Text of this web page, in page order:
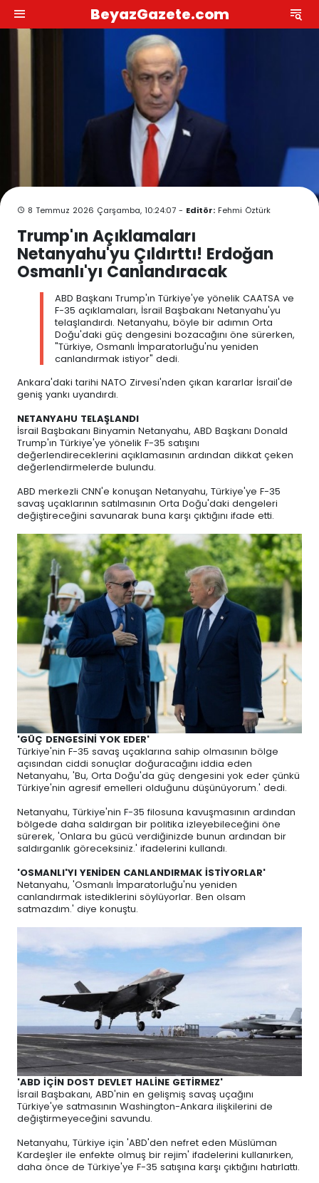
BeyazGazete.com
8 Temmuz 2026 Çarşamba, 10:24:07 - Editör: Fehmi Öztürk
Trump'ın Açıklamaları
Netanyahu'yu Çıldırttı! Erdoğan
Osmanlı'yı Canlandıracak
ABD Başkanı Trump'ın Türkiye'ye yönelik CAATSA ve
F-35 açıklamaları, İsrail Başbakanı Netanyahu'yu
telaşlandırdı. Netanyahu, böyle bir adımın Orta
Doğu'daki güç dengesini bozacağını öne sürerken,
"Türkiye, Osmanlı İmparatorluğu'nu yeniden
canlandırmak istiyor" dedi.
Ankara'daki tarihi NATO Zirvesi'nden çıkan kararlar İsrail'de
geniş yankı uyandırdı.
NETANYAHU TELAŞLANDI
İsrail Başbakanı Binyamin Netanyahu, ABD Başkanı Donald
Trump'ın Türkiye'ye yönelik F-35 satışını
değerlendireceklerini açıklamasının ardından dikkat çeken
değerlendirmelerde bulundu.
ABD merkezli CNN'e konuşan Netanyahu, Türkiye'ye F-35
savaş uçaklarının satılmasının Orta Doğu'daki dengeleri
değiştireceğini savunarak buna karşı çıktığını ifade etti.
'GÜÇ DENGESİNİ YOK EDER'
Türkiye'nin F-35 savaş uçaklarına sahip olmasının bölge
açısından ciddi sonuçlar doğuracağını iddia eden
Netanyahu, 'Bu, Orta Doğu'da güç dengesini yok eder çünkü
Türkiye'nin agresif emelleri olduğunu düşünüyorum.' dedi.
Netanyahu, Türkiye'nin F-35 filosuna kavuşmasının ardından
bölgede daha saldırgan bir politika izleyebileceğini öne
sürerek, 'Onlara bu gücü verdiğinizde bunun ardından bir
saldırganlık göreceksiniz.' ifadelerini kullandı.
'OSMANLI'YI YENİDEN CANLANDIRMAK İSTİYORLAR'
Netanyahu, 'Osmanlı İmparatorluğu'nu yeniden
canlandırmak istediklerini söylüyorlar. Ben olsam
satmazdım.' diye konuştu.
'ABD İÇİN DOST DEVLET HALİNE GETİRMEZ'
İsrail Başbakanı, ABD'nin en gelişmiş savaş uçağını
Türkiye'ye satmasının Washington-Ankara ilişkilerini de
değiştirmeyeceğini savundu.
Netanyahu, Türkiye için 'ABD'den nefret eden Müslüman
Kardeşler ile enfekte olmuş bir rejim' ifadelerini kullanırken,
daha önce de Türkiye'ye F-35 satışına karşı çıktığını hatırlattı.